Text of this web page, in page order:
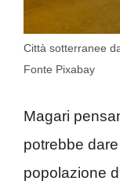
Città sotterranee
Fonte Pixabay
Magari
potrebbe
popolazione